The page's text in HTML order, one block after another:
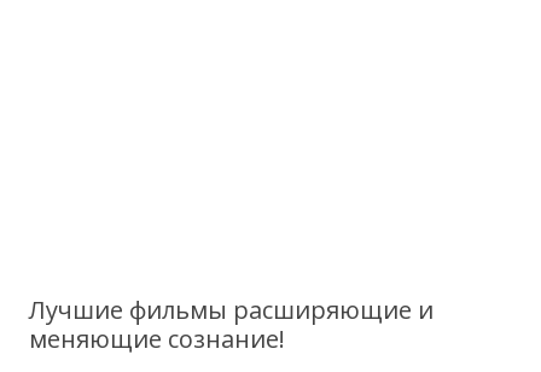
Лучшие фильмы расширяющие и
меняющие сознание!